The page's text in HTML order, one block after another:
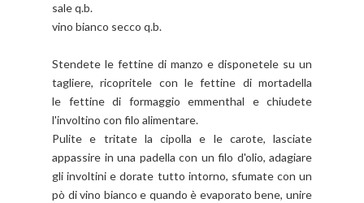
sale q.b.
vino bianco secco q.b.
Stendete le fettine di manzo e disponetele su un
tagliere, ricopritele con le fettine di mortadella
le fettine di formaggio emmenthal e chiudete
l'involtino con filo alimentare.
Pulite e tritate la cipolla e le carote, lasciate
appassire in una padella con un filo d'olio, adagiare
gli involtini e dorate tutto intorno, sfumate con un
pò di vino bianco e quando è evaporato bene, unire